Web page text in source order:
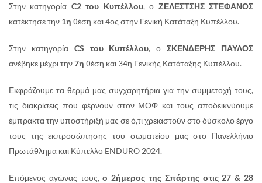
Στην κατηγορία C2 του Κυπέλλου, ο ΖΕΛΕΣΤΣΗΣ ΣΤΕΦΑΝΟΣ
κατέκτησε την 1η θέση και 4ος στην Γενική Κατάταξη Κυπέλλου.
Στην κατηγορία CS του Κυπέλλου, οΣΚΕΝΔΕΡΗΣ ΠΑΥΛΟΣ
ανέβηκε μέχρι την7η θέση και 34η Γενικής Κατάταξης Κυπέλλου.
Εκφράζουμε τα θερμά μας συγχαρητήρια για την συμμετοχή τους,
τις διακρίσεις που φέρνουν στον ΜΟΦ και τους αποδεικνύουμε
έμπρακτα την υποστήριξή μας σε ό,τι χρειαστούν στο δύσκολο έργο
τους της εκπροσώπησης του σωματείου μας στο Πανελλήνιο
Πρωτάθλημα και Κύπελλο ENDURO 2024.
Επόμενος αγώνας τους,ο 2ήμερος της Σπάρτης στις 27 & 28